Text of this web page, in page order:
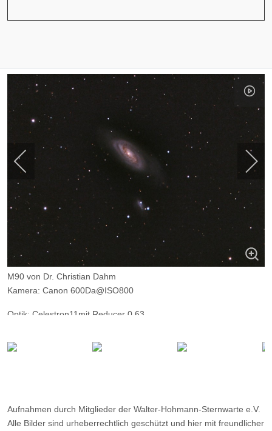
M90 von Dr. Christian Dahm
Kamera: Canon 600Da@ISO800
Optik: Celestron11mit Reducer 0.63
Ort: Wilkenberg
Aufnahmen durch Mitglieder der Walter-Hohmann-Sternwarte e.V.
Alle Bilder sind urheberrechtlich geschützt und hier mit freundlicher